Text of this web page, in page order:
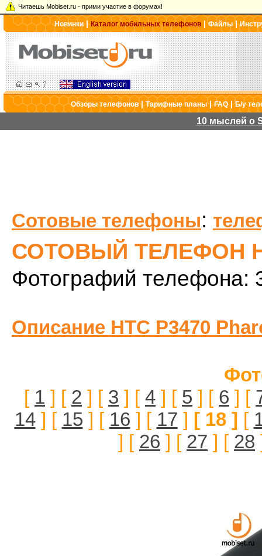
Читаешь Mobiset.ru - прими участие в форумах!
Новинки|Каталог мобильных телефонов |Файлы|
Обзоры телефонов|Тарифные планы|FAQ|Б/у
10 мыслей о
Сотовые телефоны:
СОТОВЫЙ ТЕЛЕФОН
Фотографий телефона:
Описание HTC P3470
[ 1 ] [ 2 ] [ 3 ] [ 4 ] [ 5 ] [ 6 ] [
14] [ 15 ] [ 16 ] [ 17 ] [ 18 ] [
] [ 26 ] [ 27 ] [ 28